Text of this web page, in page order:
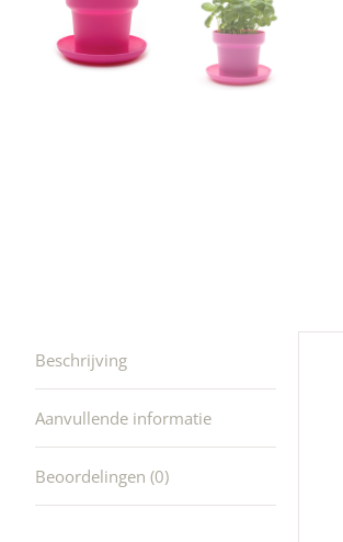
Beschrijving
Aanvullende informatie
Beoordelingen (0)